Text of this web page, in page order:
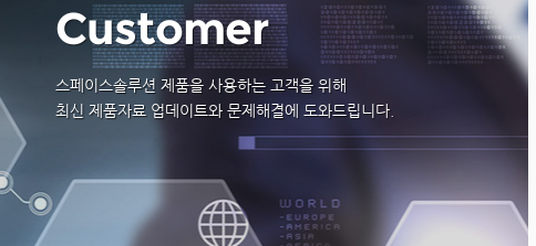
스페이스솔루션 제품을 사용하는 고객을 위해
최신 제품자료 업데이트와 문제해결에 도와드립니다.
Customer